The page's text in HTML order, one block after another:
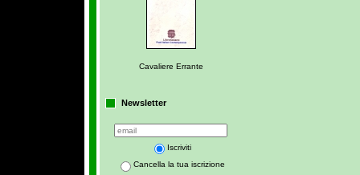
Cavaliere Errante
Newsletter
Iscriviti
Cancella la tua iscrizione